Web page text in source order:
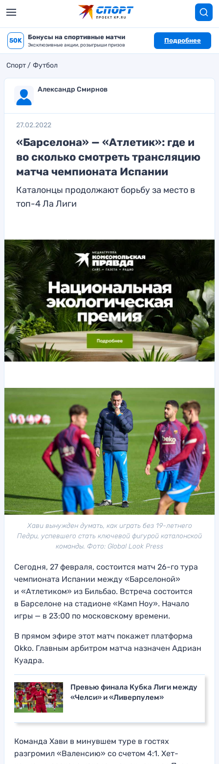
50K Бонусы на спортивные матчи
Эксклюзивные акции, розыгрыши призов
Подробнее
Спорт Футбол
Александр Смирнов
27.02.2022
«Барселона» — «Атлетик»: где и
во сколько смотреть трансляцию
матча чемпионата Испании
Каталонцы продолжают борьбу за место в
топ-4 Ла Лиги
Хави вынужден думать, как играть без 19-летнего
Педри, успевшего стать ключевой фигурой каталонской
команды. Фото: Global Look Press
Сегодня, 27 февраля, состоится матч 26-го тура
чемпионата Испании между «Барселоной»
и «Атлетиком» из Бильбао. Встреча состоится
в Барселоне на стадионе «Камп Ноу». Начало
игры — в 23:00 по московскому времени.
В прямом эфире этот матч покажет платформа
Okko. Главным арбитром матча назначен Адриан
Куадра.
Превью финала Кубка Лиги между
«Челси» и «Ливерпулем»
Команда Хави в минувшем туре в гостях
разгромил «Валенсию» со счетом 4:1. Хет-